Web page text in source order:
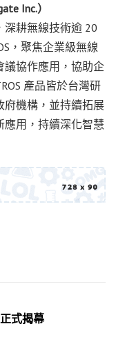
Inc.）
深耕無線技術逾 20
，聚焦企業級無線
議協作應用，協助企
產品皆於台灣研
府機構，並持續拓展
用，持續深化智慧
式揭幕